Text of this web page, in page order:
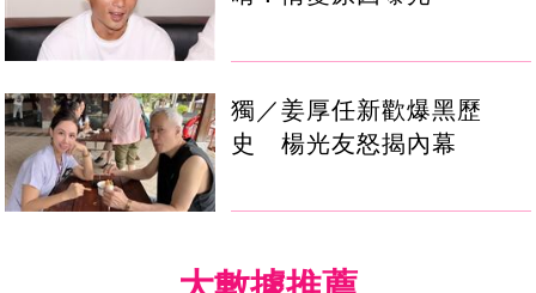
獨／姜厚任新歡爆黑歷
史 楊光友怒揭內幕